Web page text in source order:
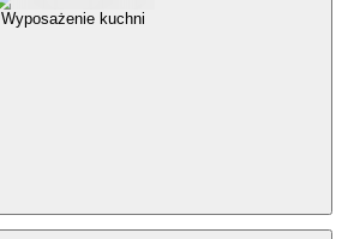
Wyposażenie kuchni